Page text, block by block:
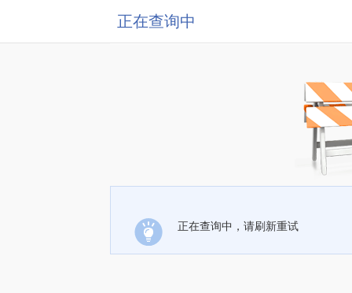
正在查询中
正在查询中，请刷新重试